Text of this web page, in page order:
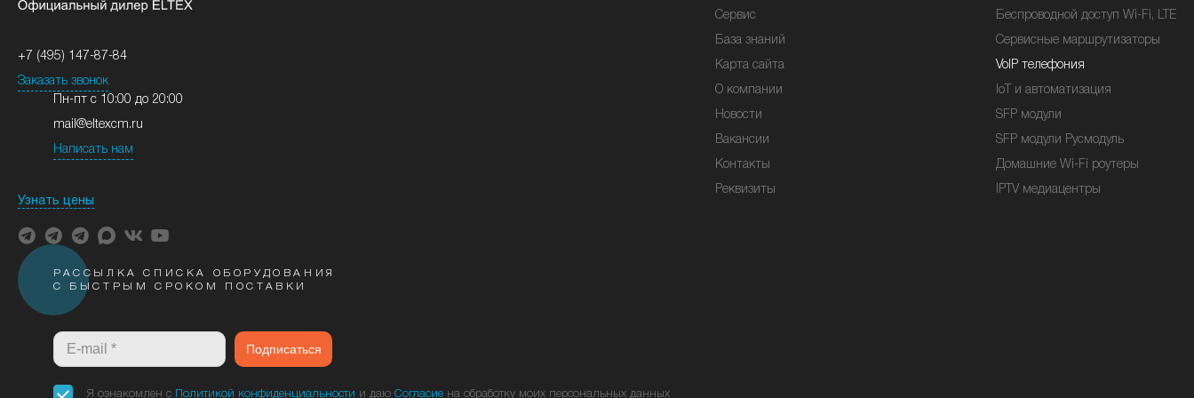
+7 (495) 147-87-84
Заказать звонок
Пн-пт с 10:00 до 20:00
mail@eltexcm.ru
Написать нам
Узнать цены
Сервис
База знаний
Карта сайта
О компании
Новости
Вакансии
Контакты
Реквизиты
Беспроводной доступ Wi-Fi, LTE
Сервисные маршрутизаторы
VoIP телефония
IoT и автоматизация
SFP модули
SFP модули Русмодуль
Домашние Wi-Fi роутеры
IPTV медиацентры
РАССЫЛКА СПИСКА ОБОРУДОВАНИЯ
С БЫСТРЫМ СРОКОМ ПОСТАВКИ
Подписаться
Я ознакомлен с Политикой конфиденциальности и даю Согласие на обработку моих персональных данных